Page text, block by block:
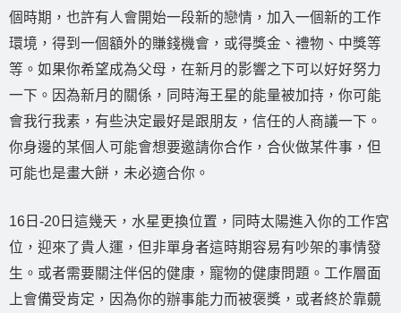
個時期，也許有人會開始一段新的戀情，加入一個新的工作
環境，得到一個額外的賺錢機會，或得獎金、禮物、中獎等
等。如果你希望成為父母，在新月的影響之下可以好好努力
一下。因為新月的關係，同時海王星的能量被加持，你可能
會我行我素，有些決定最好是跟朋友，信任的人商議一下。
你身邊的某個人可能會想要邀請你合作，合伙做某件事，但
可能也是畫大餅，未必適合你。
16日-20日這幾天，水星更換位置，同時太陽進入你的工作宮
位，迎來了貴人運，但非單身者這時期容易有吵架的事情發
生。或者需要關注伴侶的健康，寵物的健康問題。工作層面
上會備受肯定，因為你的辦事能力而被褒獎，或者終於靠竸